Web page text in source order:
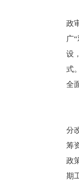
政
广
设
式
全
分
筹
政
期